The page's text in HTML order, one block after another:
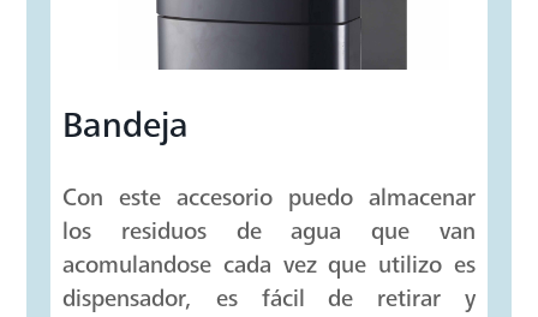
Bandeja
Con este accesorio puedo almacenar
los residuos de agua que van
acomulandose cada vez que utilizo es
dispensador, es fácil de retirar y